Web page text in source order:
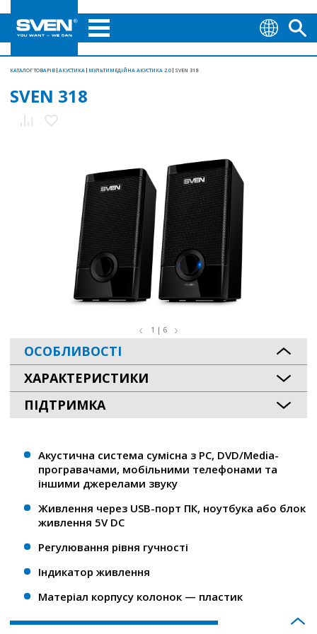
КАТАЛОГ ТОВАРІВ АКУСТИКА МУЛЬТИМЕДІЙНА АКУСТИКА 2.0 SVEN 318
SVEN 318
1 | 6
ОСОБЛИВОСТІ
ХАРАКТЕРИСТИКИ
ПІДТРИМКА
Акустична система сумісна з PC, DVD/Media-
програвачами, мобільними телефонами та
іншими джерелами звуку
Живлення через USB-порт ПК, ноутбука або блок
живлення 5V DC
Регулювання рівня гучності
Індикатор живлення
Матеріал корпусу колонок — пластик